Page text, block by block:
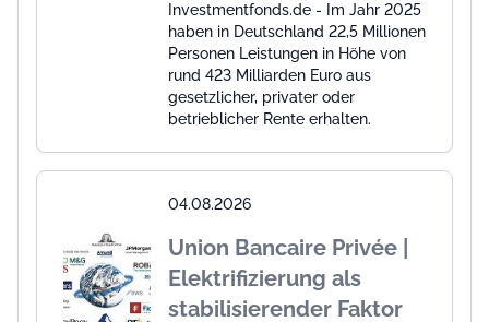
Investmentfonds.de - Im Jahr 2025
haben in Deutschland 22,5 Millionen
Personen Leistungen in Höhe von
rund 423 Milliarden Euro aus
gesetzlicher, privater oder
betrieblicher Rente erhalten.
04.08.2026
Union Bancaire Privée |
Elektrifizierung als
stabilisierender Faktor